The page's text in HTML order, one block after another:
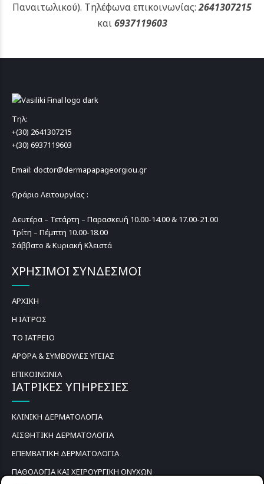
Παναιτωλικού). Τηλέφωνα επικοινωνίας:2641307215
και6937119603
Τηλ:
+(30) 2641307215
+(30) 6937119603
Email: doctor@dermapapageorgiou.gr
Ωράριο Λειτουργίας :
Δευτέρα – Τετάρτη – Παρασκευή 10.00-14.00 & 17.00-21.00
Τρίτη – Πέμπτη 10.00-18.00
Σάββατο & Κυριακή Κλειστά
ΧΡΗΣΙΜΟΙ ΣΥΝΔΕΣΜΟΙ
ΑΡΧΙΚΗ
Η ΙΑΤΡΟΣ
ΤΟ ΙΑΤΡΕΙΟ
ΑΡΘΡΑ & ΣΥΜΒΟΥΛΕΣ ΥΓΕΙΑΣ
ΕΠΙΚΟΙΝΩΝΙΑ
ΙΑΤΡΙΚΕΣ ΥΠΗΡΕΣΙΕΣ
ΚΛΙΝΙΚΗ ΔΕΡΜΑΤΟΛΟΓΙΑ
ΑΙΣΘΗΤΙΚΗ ΔΕΡΜΑΤΟΛΟΓΙΑ
ΕΠΕΜΒΑΤΙΚΗ ΔΕΡΜΑΤΟΛΟΓΙΑ
ΠΑΘΟΛΟΓΙΑ ΚΑΙ ΧΕΙΡΟΥΡΓΙΚΗ ΟΝΥΧΩΝ